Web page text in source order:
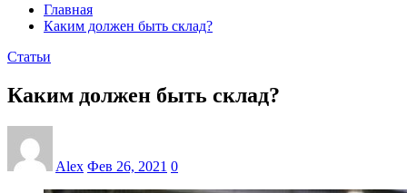
Главная
Каким должен быть склад?
Статьи
Каким должен быть склад?
Alex Фев 26, 2021 0